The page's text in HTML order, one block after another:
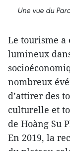
Une vue du
Le tourisme a
lumineux
nombreux
d’attirer des
culturelle et
de Hoàng Su
En 2019, la